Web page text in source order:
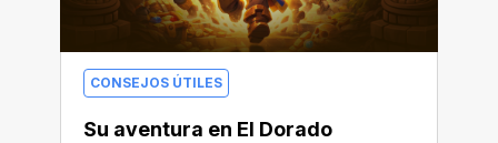
CONSEJOS ÚTILES
Su aventura en El Dorado